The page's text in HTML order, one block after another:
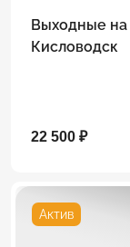
Выходные на
Кисловодск
22 500 ₽
Актив